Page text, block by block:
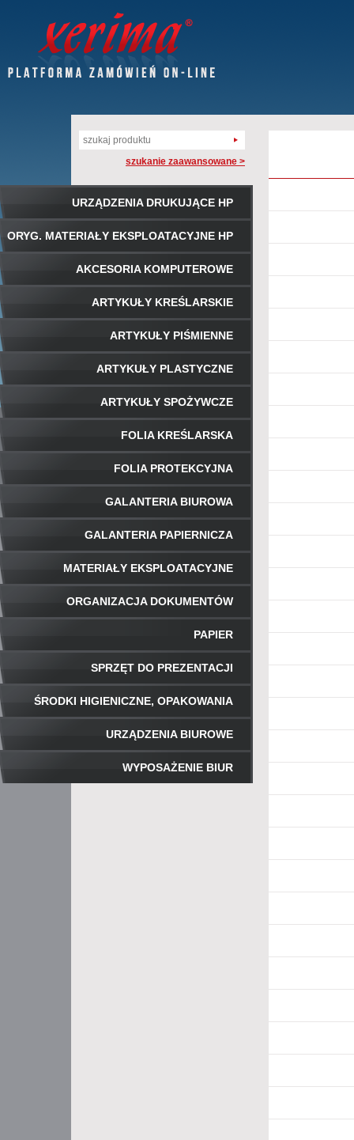
szukanie zaawansowane >
URZĄDZENIA DRUKUJĄCE HP
ORYG. MATERIAŁY EKSPLOATACYJNE HP
AKCESORIA KOMPUTEROWE
ARTYKUŁY KREŚLARSKIE
ARTYKUŁY PIŚMIENNE
ARTYKUŁY PLASTYCZNE
ARTYKUŁY SPOŻYWCZE
FOLIA KREŚLARSKA
FOLIA PROTEKCYJNA
GALANTERIA BIUROWA
GALANTERIA PAPIERNICZA
MATERIAŁY EKSPLOATACYJNE
ORGANIZACJA DOKUMENTÓW
PAPIER
SPRZĘT DO PREZENTACJI
ŚRODKI HIGIENICZNE, OPAKOWANIA
URZĄDZENIA BIUROWE
WYPOSAŻENIE BIUR